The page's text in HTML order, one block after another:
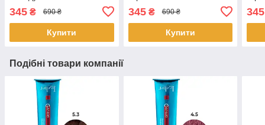
натуральний блонд 60 мл
345 ₴ 690 ₴
Купити
червоний 60 мл
345₴ 690 ₴
Купити
345
Подібні товари компанії